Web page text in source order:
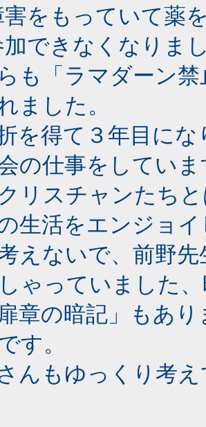
害をもっていて薬
できなくなりま
も「ラマダーン
ました。
を得て３年目に
の仕事をしてい
リスチャンたち
生活をエンジョ
えないで、前野
ゃっていました
章の暗記」もあ
す。
んもゆっくり考